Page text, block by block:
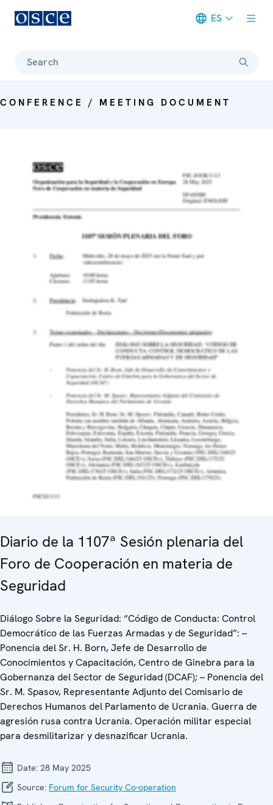
ES
Search
CONFERENCE / MEETING DOCUMENT
Diario de la 1107ª Sesión plenaria del
Foro de Cooperación en materia de
Seguridad
Diálogo Sobre la Seguridad: “Código de Conducta: Control
Democrático de las Fuerzas Armadas y de Seguridad”: –
Ponencia del Sr. H. Born, Jefe de Desarrollo de
Conocimientos y Capacitación, Centro de Ginebra para la
Gobernanza del Sector de Seguridad (DCAF); – Ponencia del
Sr. M. Spasov, Representante Adjunto del Comisario de
Derechos Humanos del Parlamento de Ucrania. Guerra de
agresión rusa contra Ucrania. Operación militar especial
para desmilitarizar y desnazificar Ucrania.
Date: 28 May 2025
Source: Forum for Security Co-operation